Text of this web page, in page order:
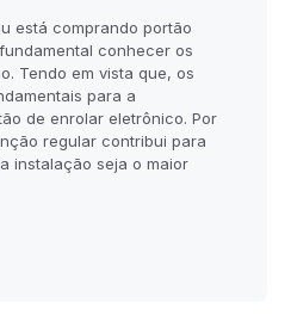
está comprando portão
conhecer os
Tendo em vista que, os
para a
de enrolar eletrônico. Por
regular contribui para
instalação seja o maior